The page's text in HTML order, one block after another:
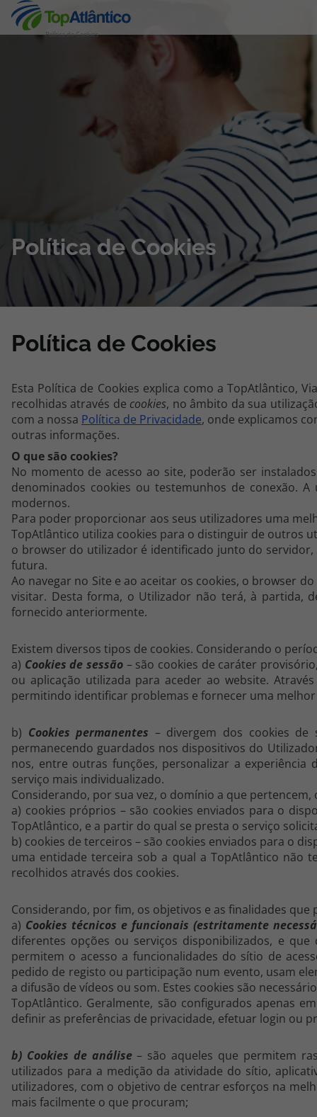
Política de Cookies
Destinos
Pacotes de Férias
Disneyland ® Paris
Escapadinhas
Cruzeiros
Promoções
Especialistas
Cheque Viagem
Rede de Lojas
Blog TopViagens
Área de Cliente
Agências
Contactos
Apoio ao cliente em Portugal
218 925 471
Custo de uma chamada para a rede fixa nacional.
Apoio ao cliente no Estrangeiro
218 925 471
Custo de uma chamada para a rede fixa nacional.
A sua agência de viagens Top Atlântico tem a preocupação de estar
sempre mais perto de si, para maior comodidade e total facilidade
das 10:00 às 14:00.
topatlantico@topatlantico.com
Política de Cookies
Política de Cookies
Esta Política de Cookies explica como a TopAtlântico,
recolhidas através de cookies, no âmbito da sua
com a nossa Política de Privacidade, onde explicamos
outras informações.
O que são cookies?
No momento de acesso ao site, poderão ser
denominados cookies ou testemunhos de conexão.
modernos.
Para poder proporcionar aos seus utilizadores uma
TopAtlântico utiliza cookies para o distinguir de outros
o browser do utilizador é identificado junto do
futura.
Ao navegar no Site e ao aceitar os cookies, o browser
visitar. Desta forma, o Utilizador não terá, à partida,
fornecido anteriormente.
Existem diversos tipos de cookies. Considerando o
a) Cookies de sessão– são cookies de caráter
ou aplicação utilizada para aceder ao website.
permitindo identificar problemas e fornecer uma melhor
b) Cookies permanentes – divergem dos cookies de
permanecendo guardados nos dispositivos do
nos, entre outras funções, personalizar a
serviço mais individualizado.
Considerando, por sua vez, o domínio a que pertencem,
a) cookies próprios – são cookies enviados para o
TopAtlântico, e a partir do qual se presta o serviço
b) cookies de terceiros – são cookies enviados para o
uma entidade terceira sob a qual a TopAtlântico não
recolhidos através dos cookies.
Considerando, por fim, os objetivos e as finalidades que
a) Cookies técnicos e funcionais (estritamente
diferentes opções ou serviços disponibilizados, e
permitem o acesso a funcionalidades do sítio de
pedido de registo ou participação num evento, usam
a difusão de vídeos ou som. Estes cookies são
TopAtlântico. Geralmente, são configurados apenas
definir as preferências de privacidade, efetuar login ou
b) Cookies de análise– são aqueles que permitem
utilizados para a medição da atividade do sítio,
utilizadores, com o objetivo de centrar esforços na
mais facilmente o que procuram;